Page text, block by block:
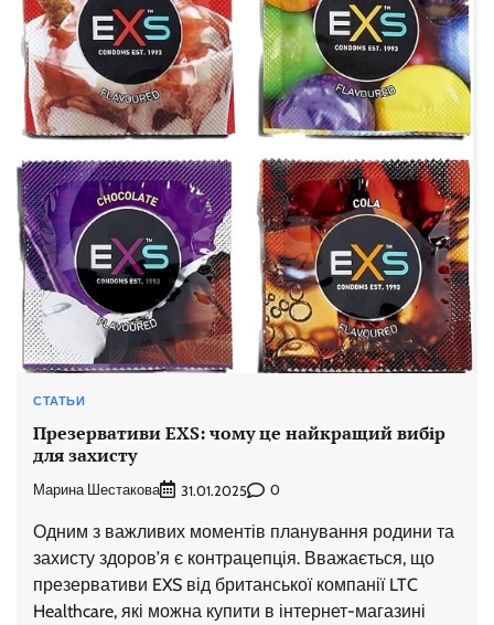
СТАТЬИ
Презервативи EXS: чому це найкращий вибір
для захисту
Марина Шестакова 31.01.2025 0
Одним з важливих моментів планування родини та
захисту здоров’я є контрацепція. Вважається, що
презервативи EXS від британської компанії LTC
Healthcare, які можна купити в інтернет-магазині